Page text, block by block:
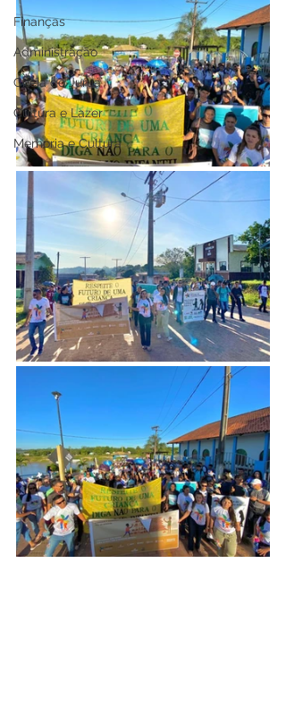
Finanças
Administração
Cheia do Juruá
Cultura e Lazer
Memória e Cultura